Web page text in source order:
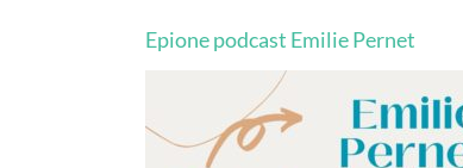
Epione podcast Emilie Pernet